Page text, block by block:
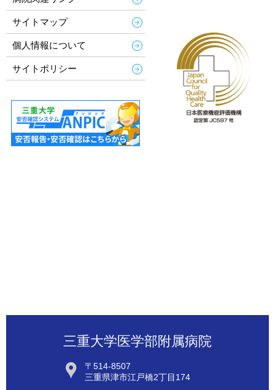
サイトマップ
個人情報について
サイトポリシー
三重大学医学部附属病院
〒514-8507
三重県津市江戸橋2丁目174